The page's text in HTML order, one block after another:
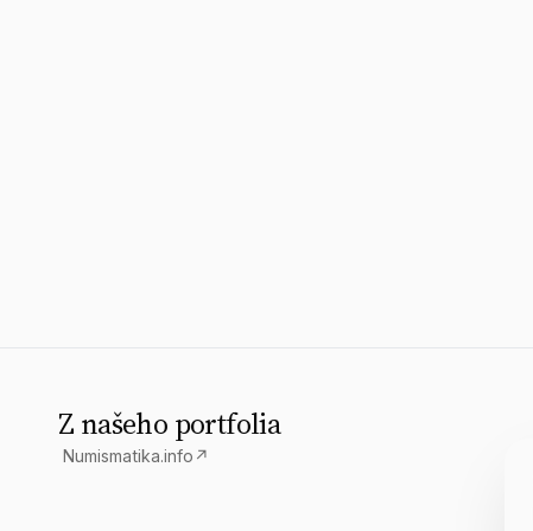
Z našeho portfolia
Numismatika.info ↗